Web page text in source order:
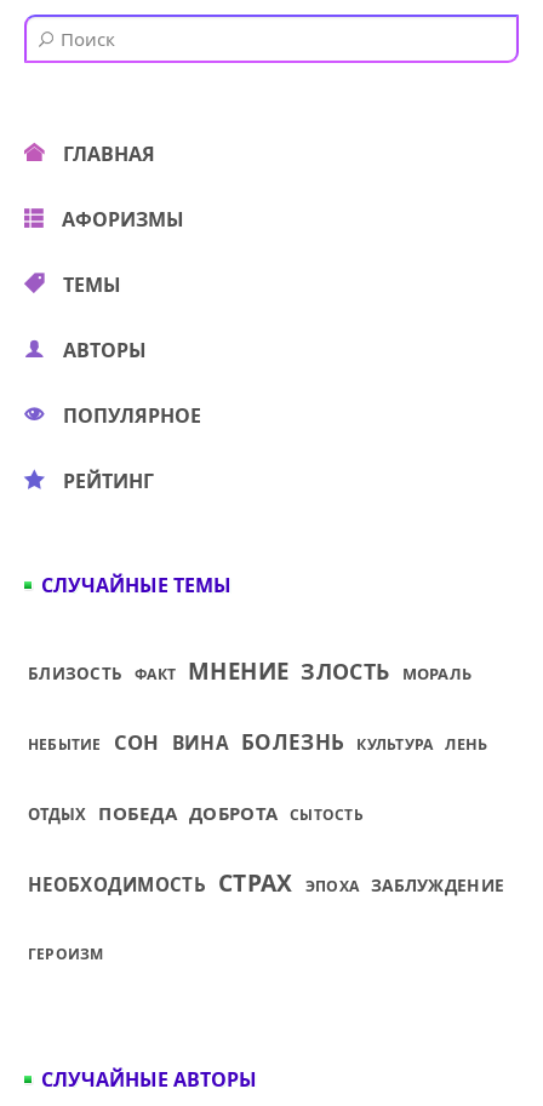
ГЛАВНАЯ
АФОРИЗМЫ
ТЕМЫ
АВТОРЫ
ПОПУЛЯРНОЕ
РЕЙТИНГ
СЛУЧАЙНЫЕ ТЕМЫ
БЛИЗОСТЬ ФАКТ МНЕНИЕ ЗЛОСТЬ МОРАЛЬ
НЕБЫТИЕ СОН ВИНА БОЛЕЗНЬ КУЛЬТУРА ЛЕНЬ
ОТДЫХ ПОБЕДА ДОБРОТА СЫТОСТЬ
НЕОБХОДИМОСТЬ СТРАХ ЭПОХА ЗАБЛУЖДЕНИЕ
ГЕРОИЗМ
СЛУЧАЙНЫЕ АВТОРЫ